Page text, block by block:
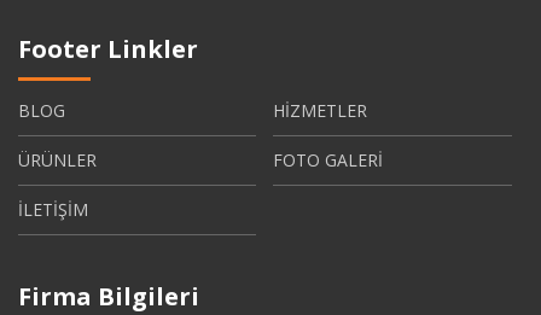
Footer Linkler
BLOG HİZMETLER
ÜRÜNLER FOTO GALERİ
İLETİŞİM
Firma Bilgileri